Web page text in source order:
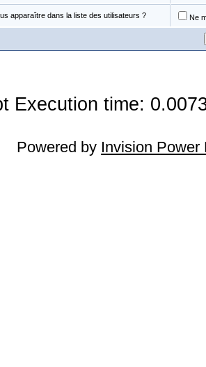
apparaître dans la liste des utilisateurs ? Ne
Execution time:
Powered by Invision Power